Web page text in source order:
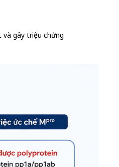
và gây triệu chứng